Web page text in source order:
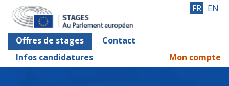
Offres de stages
Contact
Infos candidatures
FR EN
Mon compte